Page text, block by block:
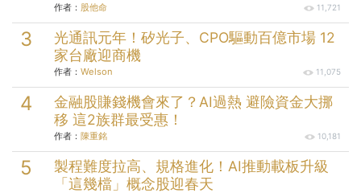
作者： 股他命 11,721
光通訊元年！矽光子、CPO驅動百億市場 12
家台廠迎商機
作者： Welson 11,075
金融股賺錢機會來了？AI過熱 避險資金大挪
移 這2族群最受惠！
作者： 陳重銘 10,181
製程難度拉高、規格進化！AI推動載板升級
「這幾檔」概念股迎春天